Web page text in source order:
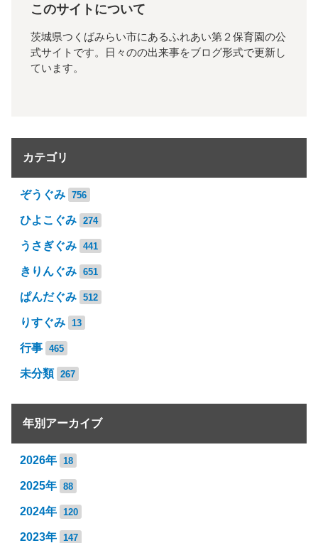
このサイトについて
茨城県つくばみらい市にあるふれあい第２保育園の公
式サイトです。日々のの出来事をブログ形式で更新し
ています。
カテゴリ
ぞうぐみ 756
ひよこぐみ 274
うさぎぐみ 441
きりんぐみ 651
ぱんだぐみ 512
りすぐみ 13
行事 465
未分類 267
年別アーカイブ
2026年 18
2025年 88
2024年 120
2023年 147